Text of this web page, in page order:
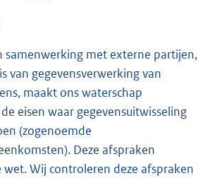
samenwerking met externe partijen,
van gegevensverwerking van
maakt ons waterschap
eisen waar gegevensuitwisseling
(zogenoemde
Deze afspraken
Wij controleren deze afspraken